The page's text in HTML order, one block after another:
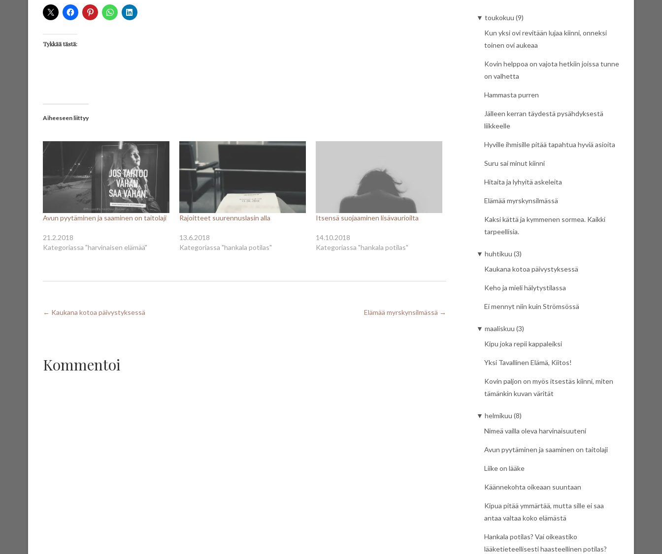
Tykkää tästä:
Aiheeseen liittyy
Avun pyytäminen ja saaminen on taitolaji
21.2.2018
Kategoriassa "harvinaisen elämää"
Rajoitteet suurennuslasin alla
13.6.2018
Kategoriassa "hankala potilas"
Itsensä suojaaminen lisävaurioilta
14.10.2018
Kategoriassa "hankala potilas"
← Kaukana kotoa päivystyksessä Elämää myrskynsilmässä →
Kommentoi
▼ toukokuu (9)
Kun yksi ovi revitään lujaa kiinni, onneksi
toinen ovi aukeaa
Kovin helppoa on vajota hetkiin joissa tunne
on valhetta
Hammasta purren
Jälleen kerran täydestä pysähdyksestä
liikkeelle
Hyville ihmisille pitää tapahtua hyviä asioita
Suru sai minut kiinni
Hitaita ja lyhyitä askeleita
Elämää myrskynsilmässä
Kaksi kättä ja kymmenen sormea. Kaikki
tarpeellisia.
▼ huhtikuu (3)
Kaukana kotoa päivystyksessä
Keho ja mieli hälytystilassa
Ei mennyt niin kuin Strömsössä
▼ maaliskuu (3)
Kipu joka repii kappaleiksi
Yksi Tavallinen Elämä, Kiitos!
Kovin paljon on myös itsestäs kiinni, miten
tämänkin kuvan värität
▼ helmikuu (8)
Nimeä vailla oleva harvinaisuuteni
Avun pyytäminen ja saaminen on taitolaji
Liike on lääke
Käännekohta oikeaan suuntaan
Kipua pitää ymmärtää, mutta sille ei saa
antaa valtaa koko elämästä
Hankala potilas? Vai oikeastiko
lääketieteellisesti haasteellinen potilas?